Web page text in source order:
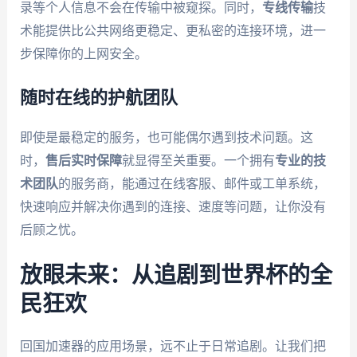
录等个人信息不会在传输中被窥探。同时， 专线传输技
术能提供比公共网络更稳定、更私密的连接环境，进一
步保障你的上网安全。
随时在线的护航团队
即使是最稳定的服务，也可能偶尔遇到技术问题。这
时， 售后实时保障就显得至关重要。一个拥有专业的技
术团队的服务商，能通过在线客服、邮件或工单系统，
快速响应并解决你遇到的连接、速度等问题，让你没有
后顾之忧。
放眼未来：从追剧到世界杯的全
民狂欢
回国加速器的应用场景，远不止于日常追剧。让我们把